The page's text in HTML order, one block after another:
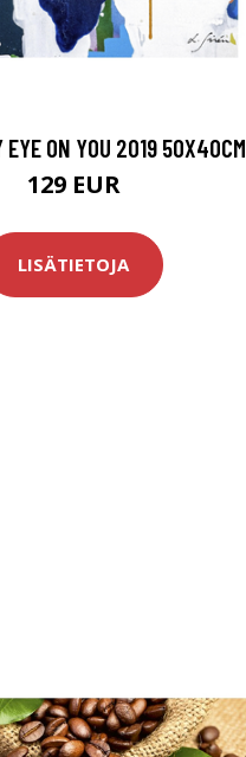
EYE ON YOU 2019 50X40CM
129 EUR
LISÄTIETOJA